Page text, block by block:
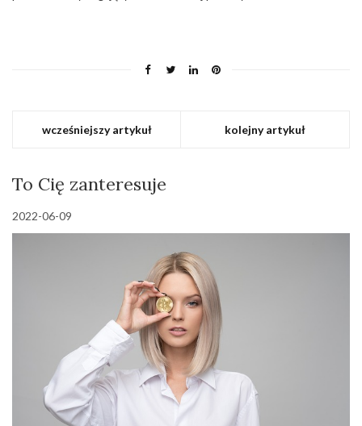
wcześniejszy artykuł kolejny artykuł
To Cię zanteresuje
2022-06-09